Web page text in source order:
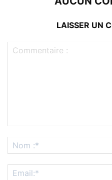
LAISSER UN